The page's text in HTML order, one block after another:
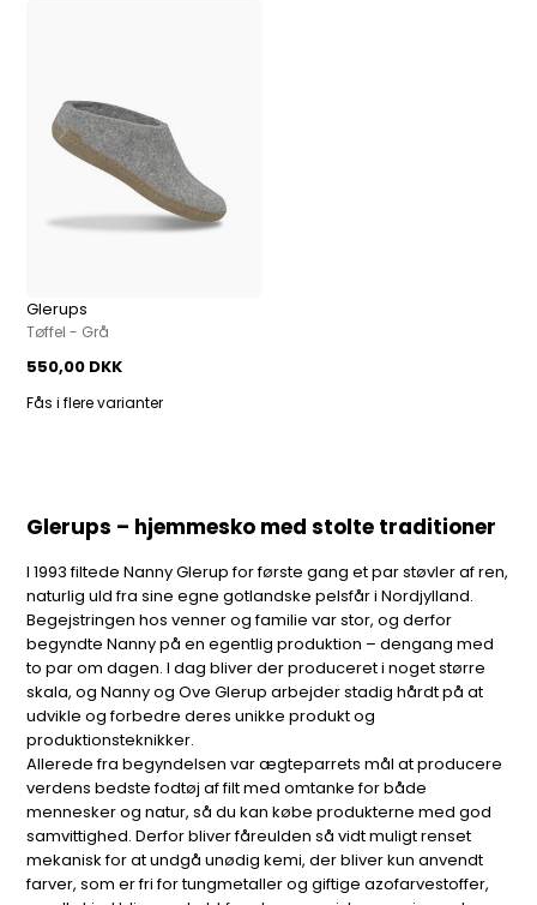
Glerups
Tøffel - Grå
550,00 DKK
Fås i flere varianter
Glerups – hjemmesko med stolte traditioner
I 1993 filtede Nanny Glerup for første gang et par støvler af ren,
naturlig uld fra sine egne gotlandske pelsfår i Nordjylland.
Begejstringen hos venner og familie var stor, og derfor
begyndte Nanny på en egentlig produktion – dengang med
to par om dagen. I dag bliver der produceret i noget større
skala, og Nanny og Ove Glerup arbejder stadig hårdt på at
udvikle og forbedre deres unikke produkt og
produktionsteknikker.
Allerede fra begyndelsen var ægteparrets mål at producere
verdens bedste fodtøj af filt med omtanke for både
mennesker og natur, så du kan købe produkterne med god
samvittighed. Derfor bliver fåreulden så vidt muligt renset
mekanisk for at undgå unødig kemi, der bliver kun anvendt
farver, som er fri for tungmetaller og giftige azofarvestoffer,